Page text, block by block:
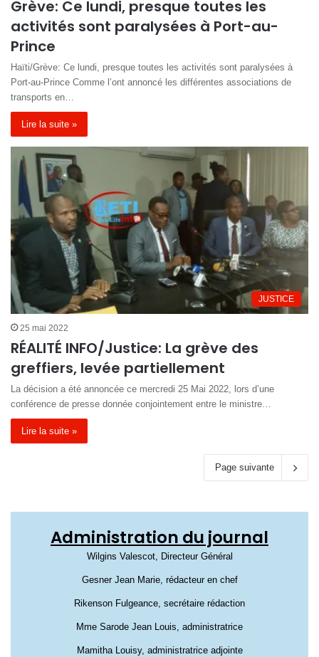
Grève: Ce lundi, presque toutes les
activités sont paralysées à Port-au-
Prince
Haïti/Grève: Ce lundi, presque toutes les activités sont paralysées à
Port-au-Prince Comme l’ont annoncé les différentes associations de
transports en…
Lire la suite »
JUSTICE
25 mai 2022
RÉALITÉ INFO/Justice: La grève des
greffiers, levée partiellement
La décision a été annoncée ce mercredi 25 Mai 2022, lors d’une
conférence de presse donnée conjointement entre le ministre…
Lire la suite »
Page suivante
Administration du journal
Wilgins Valescot, Directeur Général
Gesner Jean Marie, rédacteur en chef
Rikenson Fulgeance, secrétaire rédaction
Mme Sarode Jean Louis, administratrice
Mamitha Louisy, administratrice adjointe